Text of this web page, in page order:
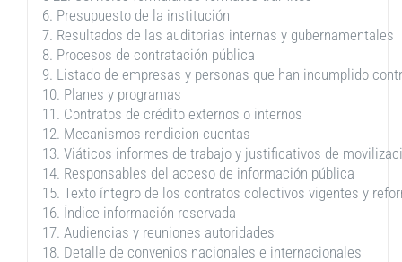
6. Presupuesto de la institución
7. Resultados de las auditorias internas y gubernamentales
8. Procesos de contratación pública
9. Listado de empresas y personas que han incumplido
10. Planes y programas
11. Contratos de crédito externos o internos
12. Mecanismos rendicion cuentas
13. Viáticos informes de trabajo y justificativos de
14. Responsables del acceso de información pública
15. Texto íntegro de los contratos colectivos vigentes y
16. Índice información reservada
17. Audiencias y reuniones autoridades
18. Detalle de convenios nacionales e internacionales